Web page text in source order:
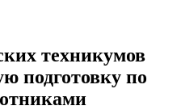
техникумов
подготовку по